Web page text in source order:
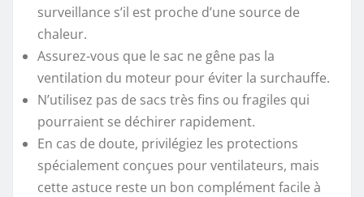
surveillance s’il est proche d’une source de
chaleur.
Assurez-vous que le sac ne gêne pas la
ventilation du moteur pour éviter la surchauffe.
N’utilisez pas de sacs très fins ou fragiles qui
pourraient se déchirer rapidement.
En cas de doute, privilégiez les protections
spécialement conçues pour ventilateurs, mais
cette astuce reste un bon complément facile à